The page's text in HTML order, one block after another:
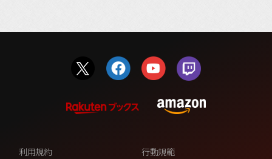
利用規約
行動規範